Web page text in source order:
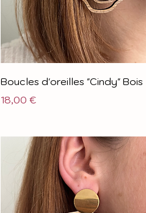
Boucles d'oreilles "Cindy" Bois
Prix
18,00 €